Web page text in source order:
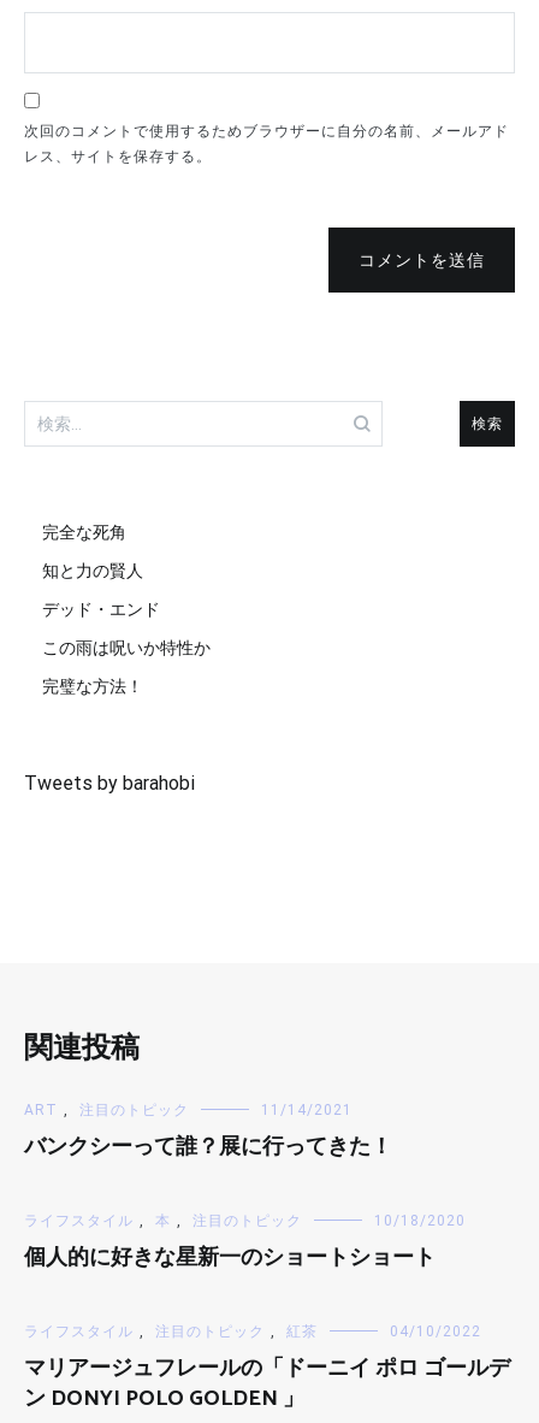
次回のコメントで使用するためブラウザーに自分の名前、メールアド
レス、サイトを保存する。
コメントを送信
検
索:
完全な死角
知と力の賢人
デッド・エンド
この雨は呪いか特性か
完璧な方法！
Tweets by barahobi
関連投稿
ART , 注目のトピック 11/14/2021
バンクシーって誰？展に行ってきた！
ライフスタイル , 本 , 注目のトピック 10/18/2020
個人的に好きな星新一のショートショート
ライフスタイル , 注目のトピック , 紅茶 04/10/2022
マリアージュフレールの「ドーニイ ポロ ゴールデ
ン DONYI POLO GOLDEN 」